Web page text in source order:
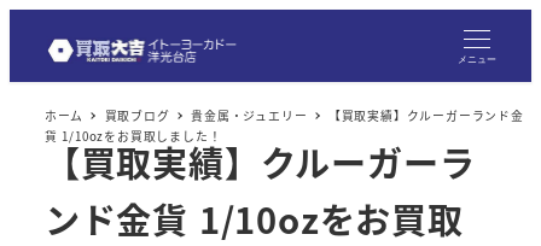
メニュー
ホーム 買取ブログ 貴金属・ジュエリー
【買取実績】クルーガーランド金
貨 1/10ozをお買取しました！
【買取実績】クルーガーラ
ンド金貨 1/10ozをお買取